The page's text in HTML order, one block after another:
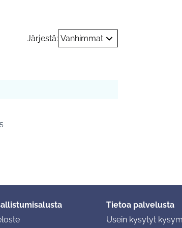
Järjestä: Vanhimmat
Tietoa palvelusta
Usein kysytyt